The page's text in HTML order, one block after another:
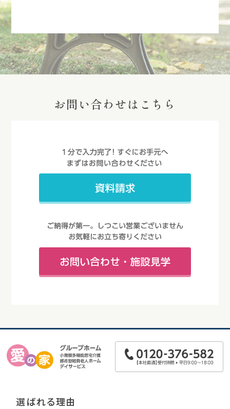
お問い合わせはこちら
選ばれる理由